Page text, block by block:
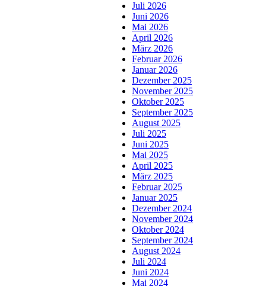
Juli 2026
Juni 2026
Mai 2026
April 2026
März 2026
Februar 2026
Januar 2026
Dezember 2025
November 2025
Oktober 2025
September 2025
August 2025
Juli 2025
Juni 2025
Mai 2025
April 2025
März 2025
Februar 2025
Januar 2025
Dezember 2024
November 2024
Oktober 2024
September 2024
August 2024
Juli 2024
Juni 2024
Mai 2024